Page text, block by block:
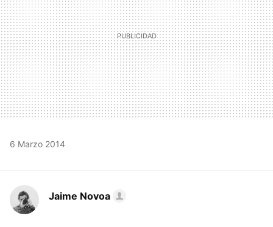
6 Marzo 2014
Jaime Novoa